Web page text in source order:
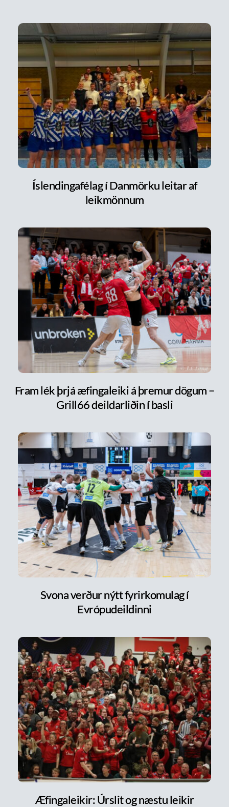
Íslendingafélag í Danmörku leitar af
leikmönnum
Fram lék þrjá æfingaleiki á þremur dögum –
Grill66 deildarliðin í basli
Svona verður nýtt fyrirkomulag í
Evrópudeildinni
Æfingaleikir: Úrslit og næstu leikir